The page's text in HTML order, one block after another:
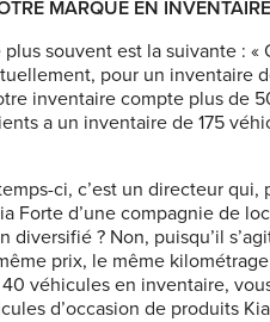
MARQUE EN INVENTAIRE
plus souvent est la suivante :
pour un inventaire
inventaire compte plus de
a un inventaire de 175
ci, c’est un directeur
Forte d’une compagnie de
diversifié ? Non, puisqu’il
prix, le même
véhicules en inventaire,
d’occasion de produits